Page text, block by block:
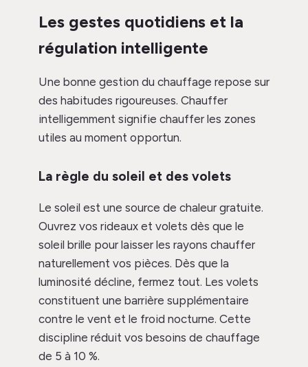
Les gestes quotidiens et la
régulation intelligente
Une bonne gestion du chauffage repose sur
des habitudes rigoureuses. Chauffer
intelligemment signifie chauffer les zones
utiles au moment opportun.
La règle du soleil et des volets
Le soleil est une source de chaleur gratuite.
Ouvrez vos rideaux et volets dès que le
soleil brille pour laisser les rayons chauffer
naturellement vos pièces. Dès que la
luminosité décline, fermez tout. Les volets
constituent une barrière supplémentaire
contre le vent et le froid nocturne. Cette
discipline réduit vos besoins de chauffage
de 5 à 10 %.